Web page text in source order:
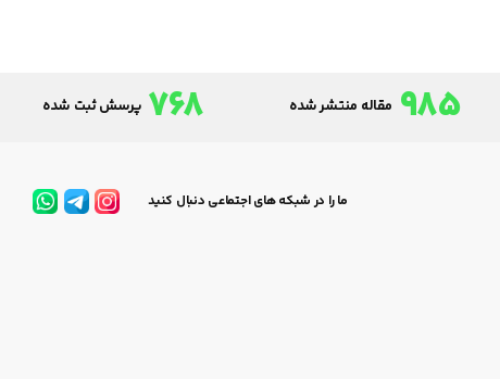
985 مقاله منتشر شده 768 پرسش ثبت شده
ما را در شبکه های اجتماعی دنبال کنید